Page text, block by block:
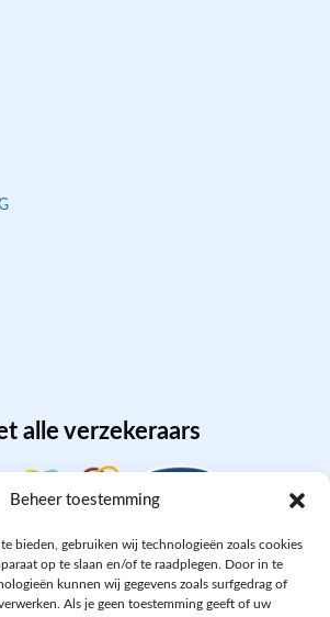
Beheer toestemming
bieden, gebruiken wij technologieën zoals cookies
op te slaan en/of te raadplegen. Door in te
kunnen wij gegevens zoals surfgedrag of
Als je geen toestemming geeft of uw
alle verzekeraars